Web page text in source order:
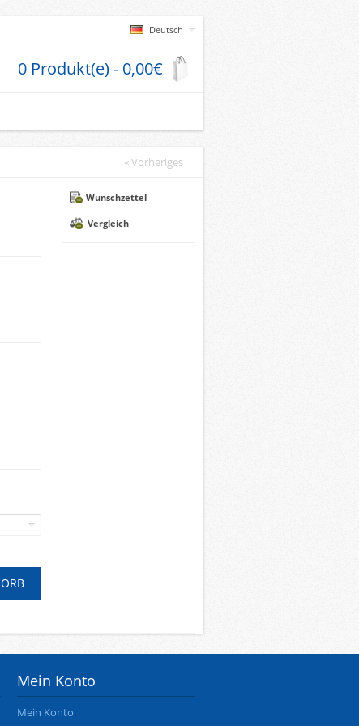
Deutsch
0 Produkt(e) - 0,00€
« Vorheriges
Wunschzettel
Vergleich
Mein Konto
Mein Konto